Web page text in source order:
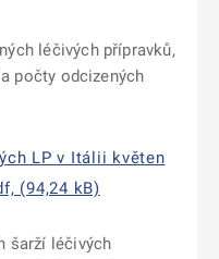
léčivých přípravků,
počty odcizených
LP v Itálii květen
(94,24 kB)
šarží léčivých